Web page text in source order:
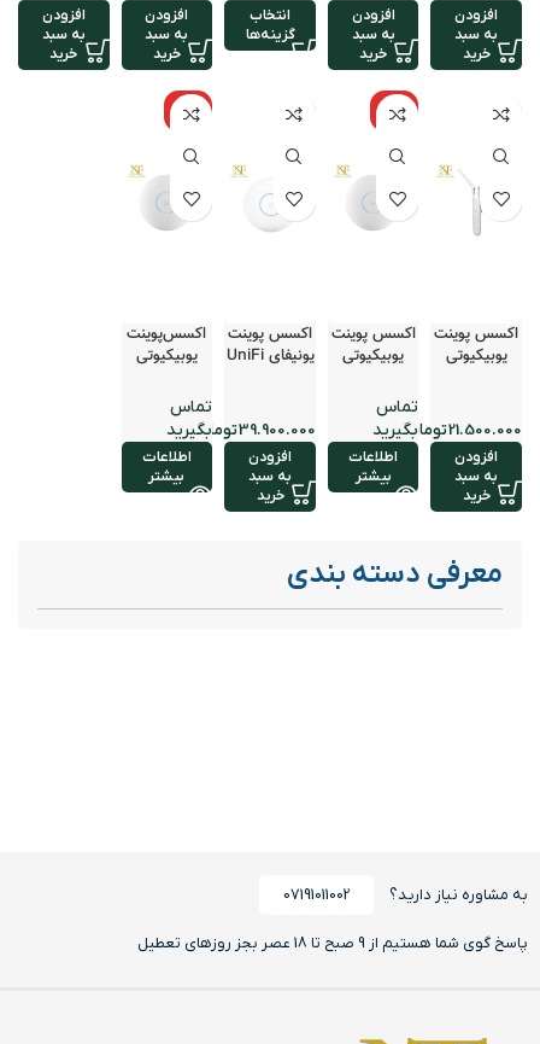
افزودن
به سبد
خرید
افزودن
به سبد
خرید
انتخاب
گزینه‌ها
افزودن
به سبد
خرید
افزودن
به سبد
خرید
اکسس پوینت
یوبیکیوتی
Mesh تومان
افزودن
به سبد
خرید
نامو
جود
اکسس پوینت
یوبیکیوتی
UAP AC Pro
اطلاعات
بیشتر
اکسس پوینت
یونیفای UniFi
تومان
افزودن
به سبد
خرید
نامو
جود
اکسس‌پوینت
یوبیکیوتی
UAP AC LR
اطلاعات
بیشتر
معرفی دسته بندی
به مشاوره نیاز دارید؟ 07191011002
پاسخ گوی شما هستیم از 9 صبح تا 18 عصر بجز روزهای تعطیل